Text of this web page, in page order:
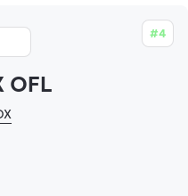
#4
OFL